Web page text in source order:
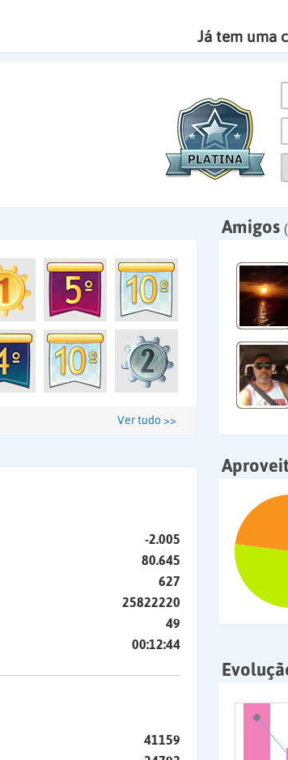
Já tem uma
Ver tudo >>
Amigos
-2.005
80.645
627
25822220
49
00:12:44
41159